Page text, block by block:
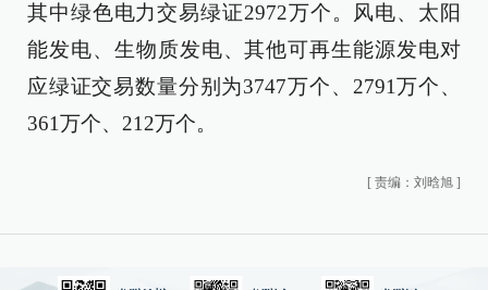
其中绿色电力交易绿证2972万个。风电、太阳
能发电、生物质发电、其他可再生能源发电对
应绿证交易数量分别为3747万个、2791万个、
361万个、212万个。
[ 责编：刘晗旭 ]